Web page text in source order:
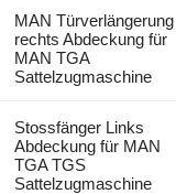
MAN Türverlängerung
rechts Abdeckung für
MAN TGA
Sattelzugmaschine
Stossfänger Links
Abdeckung für MAN
TGA TGS
Sattelzugmaschine